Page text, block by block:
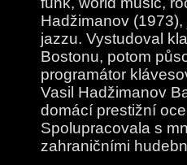
Hadžimanov
jazzu. Vystudoval
Bostonu, potom
programátor
Vasil Hadžimanov
domácí prestižní
Spolupracovala s
zahraničními